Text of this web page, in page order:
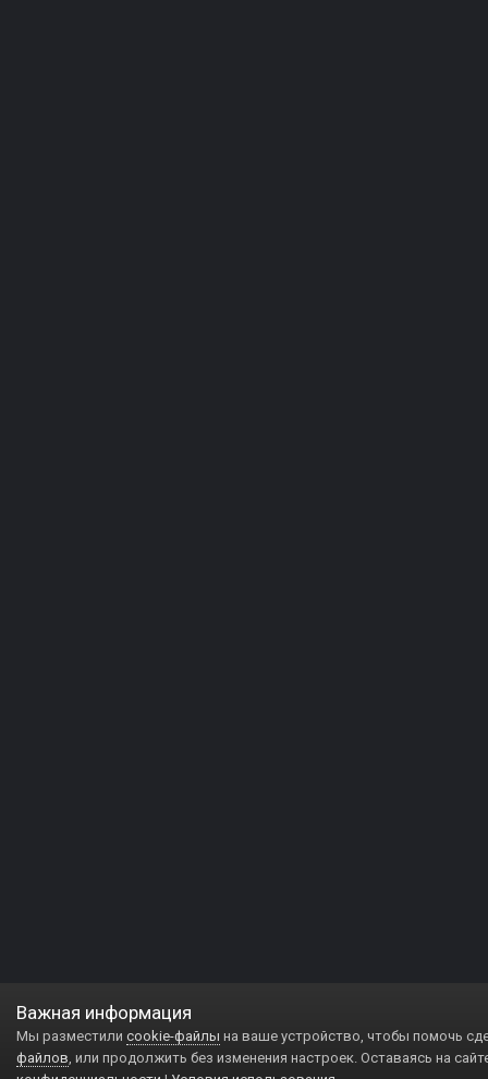
Важная информация
Мы разместили cookie-файлы на ваше устройство, чтобы помочь
файлов, или продолжить без изменения настроек. Оставаясь на